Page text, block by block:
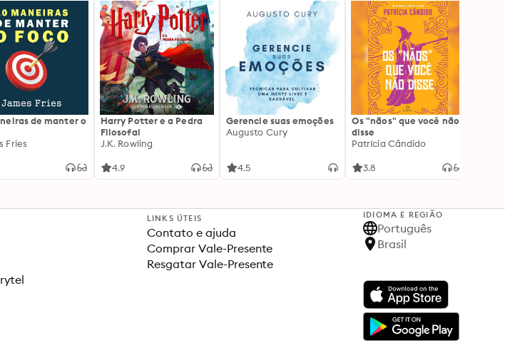
de manter o
Fries
Harry Potter e a Pedra
Filosofal
J.K. Rowling
4.9
Gerencie suas emoções
Augusto Cury
4.5
Os "nãos" que você não
disse
Patrícia Cândido
3.8
LINKS ÚTEIS
Contato e ajuda
Comprar Vale-Presente
Resgatar Vale-Presente
IDIOMA E REGIÃO
Português
Brasil